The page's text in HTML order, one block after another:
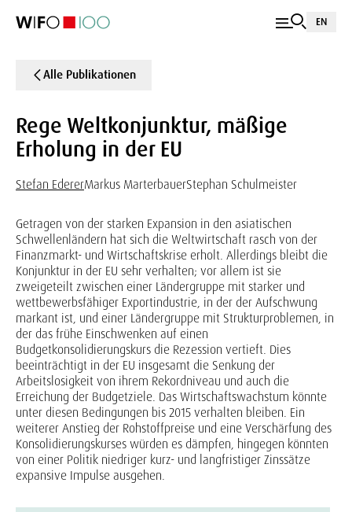
EN
Alle Publikationen
Rege Weltkonjunktur, mäßige
Erholung in der EU
Stefan EdererMarkus MarterbauerStephan Schulmeister
Getragen von der starken Expansion in den asiatischen
Schwellenländern hat sich die Weltwirtschaft rasch von der
Finanzmarkt- und Wirtschaftskrise erholt. Allerdings bleibt die
Konjunktur in der EU sehr verhalten; vor allem ist sie
zweigeteilt zwischen einer Ländergruppe mit starker und
wettbewerbsfähiger Exportindustrie, in der der Aufschwung
markant ist, und einer Ländergruppe mit Strukturproblemen, in
der das frühe Einschwenken auf einen
Budgetkonsolidierungskurs die Rezession vertieft. Dies
beeinträchtigt in der EU insgesamt die Senkung der
Arbeitslosigkeit von ihrem Rekordniveau und auch die
Erreichung der Budgetziele. Das Wirtschaftswachstum könnte
unter diesen Bedingungen bis 2015 verhalten bleiben. Ein
weiterer Anstieg der Rohstoffpreise und eine Verschärfung des
Konsolidierungskurses würden es dämpfen, hingegen könnten
von einer Politik niedriger kurz- und langfristiger Zinssätze
expansive Impulse ausgehen.